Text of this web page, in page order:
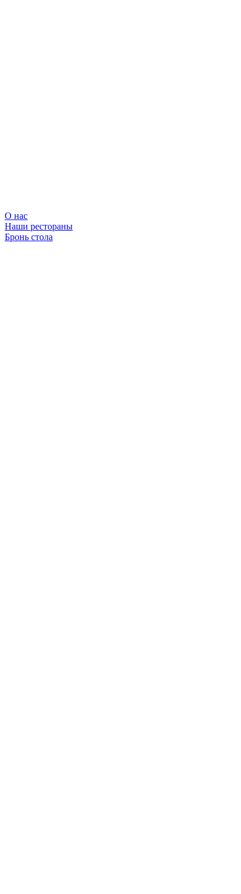
О нас
Наши рестораны
Бронь стола